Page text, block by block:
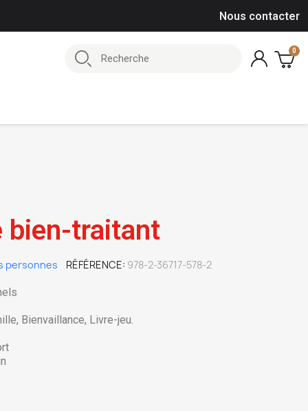
Nous contacter
bien-traitant
personnes RÉFÉRENCE 978-2-36717-578-2
Bienvaillance, Livre-jeu.